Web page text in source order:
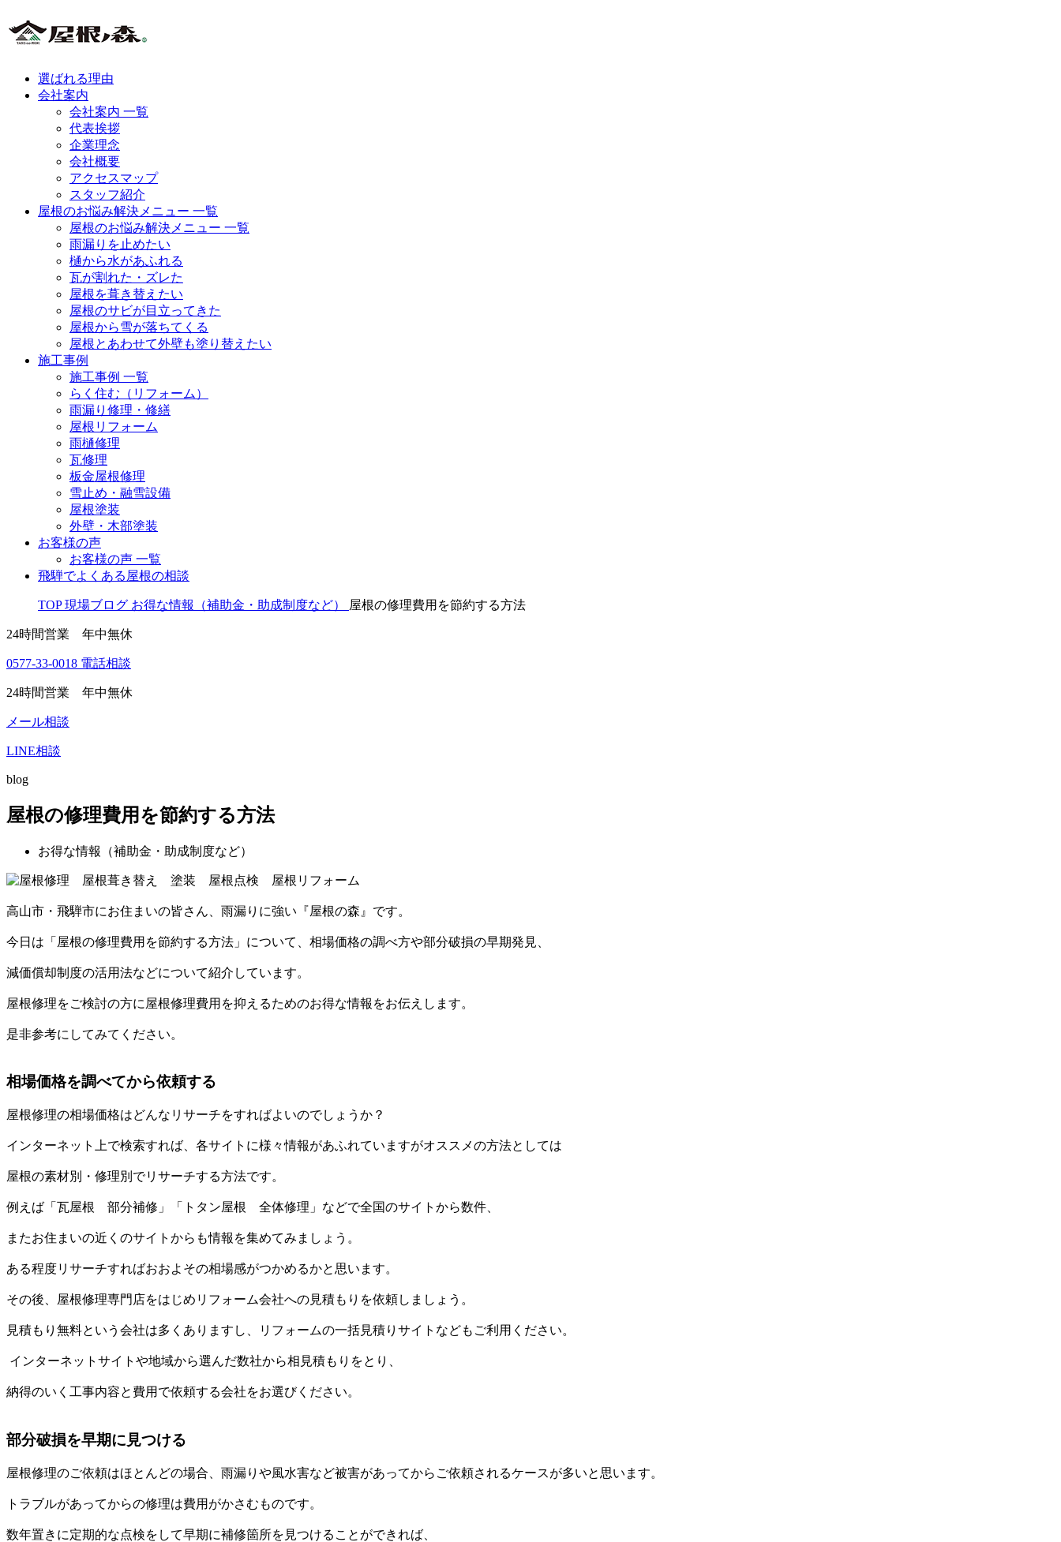
選ばれる理由
会社案内
会社案内 一覧
代表挨拶
企業理念
会社概要
アクセスマップ
スタッフ紹介
屋根のお悩み解決メニュー 一覧
屋根のお悩み解決メニュー 一覧
雨漏りを止めたい
樋から水があふれる
瓦が割れた・ズレた
屋根を葺き替えたい
屋根のサビが目立ってきた
屋根から雪が落ちてくる
屋根とあわせて外壁も塗り替えたい
施工事例
施工事例 一覧
らく住む（リフォーム）
雨漏り修理・修繕
屋根リフォーム
雨樋修理
瓦修理
板金屋根修理
雪止め・融雪設備
屋根塗装
外壁・木部塗装
お客様の声
お客様の声 一覧
飛騨でよくある屋根の相談
TOP 現場ブログ お得な情報（補助金・助成制度など） 屋根の修理費用を節約する方法
24時間営業 年中無休
0577-33-0018 電話相談
24時間営業 年中無休
メール相談
LINE相談
blog
屋根の修理費用を節約する方法
お得な情報（補助金・助成制度など）
高山市・飛騨市にお住まいの皆さん、雨漏りに強い『屋根の森』です。
今日は「屋根の修理費用を節約する方法」について、相場価格の調べ方や部分破損の早期発見、
減価償却制度の活用法などについて紹介しています。
屋根修理をご検討の方に屋根修理費用を抑えるためのお得な情報をお伝えします。
是非参考にしてみてください。
相場価格を調べてから依頼する
屋根修理の相場価格はどんなリサーチをすればよいのでしょうか？
インターネット上で検索すれば、各サイトに様々情報があふれていますがオススメの方法としては
屋根の素材別・修理別でリサーチする方法です。
例えば「瓦屋根 部分補修」「トタン屋根 全体修理」などで全国のサイトから数件、
またお住まいの近くのサイトからも情報を集めてみましょう。
ある程度リサーチすればおおよその相場感がつかめるかと思います。
その後、屋根修理専門店をはじめリフォーム会社への見積もりを依頼しましょう。
見積もり無料という会社は多くありますし、リフォームの一括見積りサイトなどもご利用ください。
インターネットサイトや地域から選んだ数社から相見積もりをとり、
納得のいく工事内容と費用で依頼する会社をお選びください。
部分破損を早期に見つける
屋根修理のご依頼はほとんどの場合、雨漏りや風水害など被害があってからご依頼されるケースが多いと思います。
トラブルがあってからの修理は費用がかさむものです。
数年置きに定期的な点検をして早期に補修箇所を見つけることができれば、